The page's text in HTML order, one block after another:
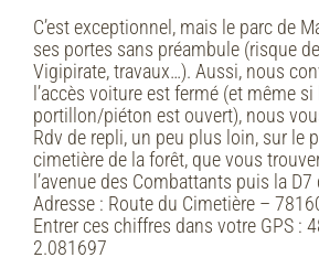
C’est exceptionnel, mais le parc de
ses portes sans préambule (risque
Vigipirate, travaux…). Aussi, nous
l’accès voiture est fermé (et même
portillon/piéton est ouvert), nous
Rdv de repli, un peu plus loin, sur le
cimetière de la forêt, que vous
l’avenue des Combattants puis la
Adresse : Route du Cimetière –
Entrer ces chiffres dans votre GPS :
2.081697